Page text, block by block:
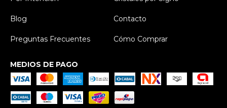
Blog Contacto
Preguntas Frecuentes Cómo Comprar
MEDIOS DE PAGO